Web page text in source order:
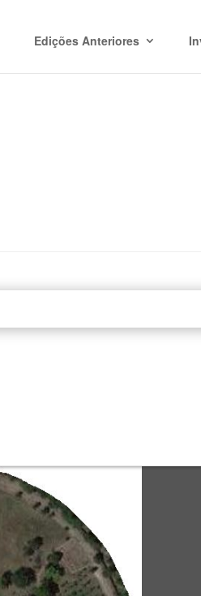
Edições Anteriores